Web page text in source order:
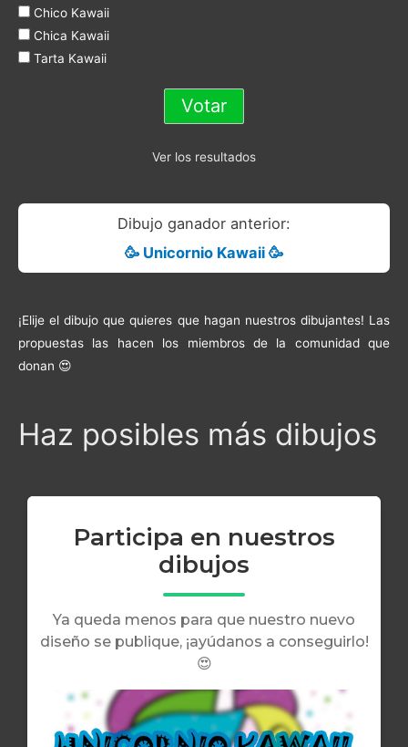
Chico Kawaii
Chica Kawaii
Tarta Kawaii
Ver los resultados
Dibujo ganador anterior:
🥳 Unicornio Kawaii 🥳
¡Elije el dibujo que quieres que hagan nuestros dibujantes! Las
propuestas las hacen los miembros de la comunidad que
donan 😍
Haz posibles más dibujos